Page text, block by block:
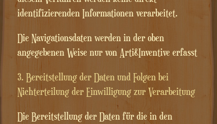
identifizierenden Informationen verarbeitet.
Die Navigationsdaten werden in der oben
angegebenen Weise nur von Arti&Inventive erfasst
3. Bereitstellung der Daten und Folgen bei
Nichterteilung der Einwilligung zur Verarbeitung
Die Bereitstellung der Daten für die in den